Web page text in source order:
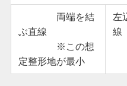
両端を結
ぶ直線
※この想
定整形地が最小
左